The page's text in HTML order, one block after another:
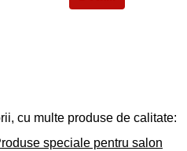
cu multe produse de calitate:
speciale pentru salon